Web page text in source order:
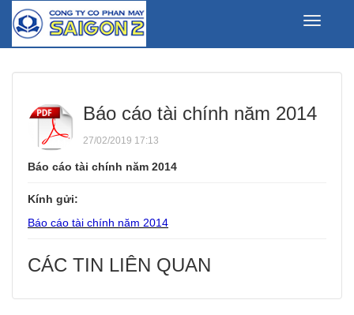
Toggle
Báo cáo tài chính năm 2014
27/02/2019 17:13
Báo cáo tài chính năm 2014
Kính gửi:
Báo cáo tài chính năm 2014
CÁC TIN LIÊN QUAN